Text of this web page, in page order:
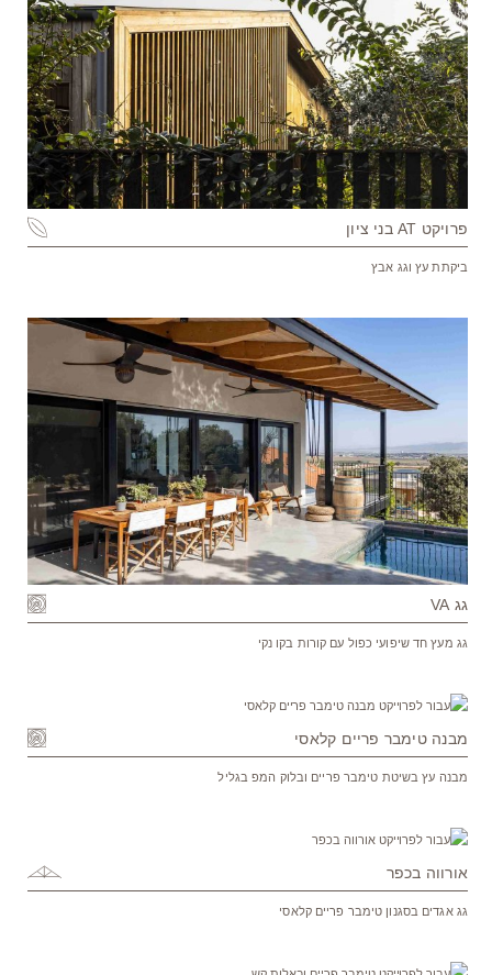
פרויקט AT בני ציון
ביקתת עץ וגג אבץ
גג VA
גג מעץ חד שיפועי כפול עם קורות בקו נקי
מבנה טימבר פריים קלאסי
מבנה עץ בשיטת טימבר פריים ובלוק המפ בגליל
אורווה בכפר
גג אגדים בסגנון טימבר פריים קלאסי